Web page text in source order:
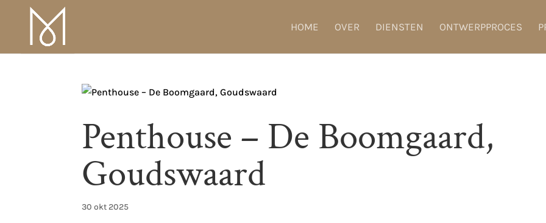
HOME OVER DIENSTEN ONTWERPPROCES
Penthouse – De Boomgaard,
Goudswaard
30 okt 2025